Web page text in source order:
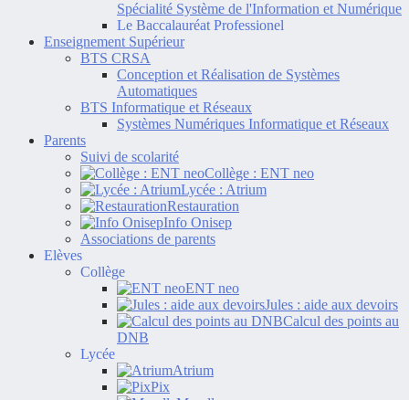
Spécialité Système de l'Information et Numérique
Le Baccalauréat Professionel
Enseignement Supérieur
BTS CRSA
Conception et Réalisation de Systèmes
Automatiques
BTS Informatique et Réseaux
Systèmes Numériques Informatique et Réseaux
Parents
Suivi de scolarité
Collège : ENT neo
Lycée : Atrium
Restauration
Info Onisep
Associations de parents
Elèves
Collège
ENT neo
Jules : aide aux devoirs
Calcul des points au
DNB
Lycée
Atrium
Pix